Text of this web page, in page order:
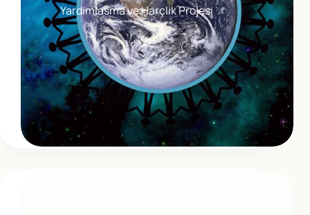
Yardimlasma ve Harçlik Projesi